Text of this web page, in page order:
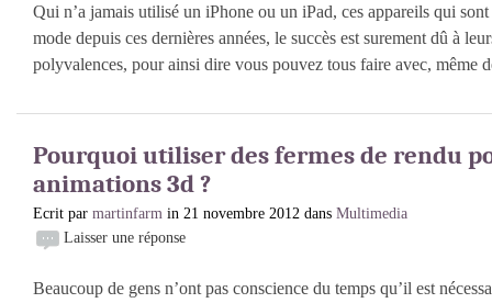
Qui n’a jamais utilisé un iPhone ou un iPad, ces appareils qui
mode depuis ces dernières années, le succès est surement dû à
polyvalences, pour ainsi dire vous pouvez tous faire avec, même
Pourquoi utiliser des fermes de rendu
animations 3d ?
Ecrit par martinfarm in 21 novembre 2012 dans Multimedia
Laisser une réponse
Beaucoup de gens n’ont pas conscience du temps qu’il est